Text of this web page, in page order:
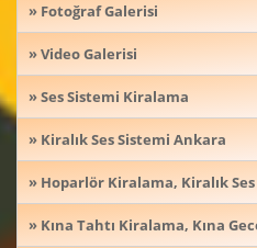
» Fotoğraf Galerisi
» Video Galerisi
» Ses Sistemi Kiralama
» Kiralık Ses Sistemi Ankara
» Hoparlör Kiralama, Kiralık
» Kına Tahtı Kiralama, Kına